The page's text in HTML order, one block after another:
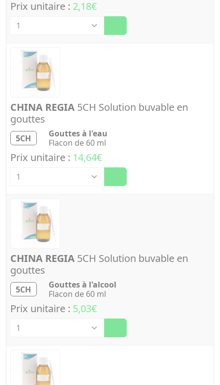
Prix unitaire : 2,18€
CHINA REGIA 5CH Solution buvable en
gouttes
5CH
Gouttes à l'eau
Flacon de 60 ml
Prix unitaire : 14,64€
CHINA REGIA 5CH Solution buvable en
gouttes
5CH
Gouttes à l'alcool
Flacon de 60 ml
Prix unitaire : 5,03€